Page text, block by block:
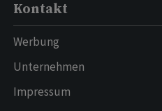
Kontakt
Werbung
Unternehmen
Impressum